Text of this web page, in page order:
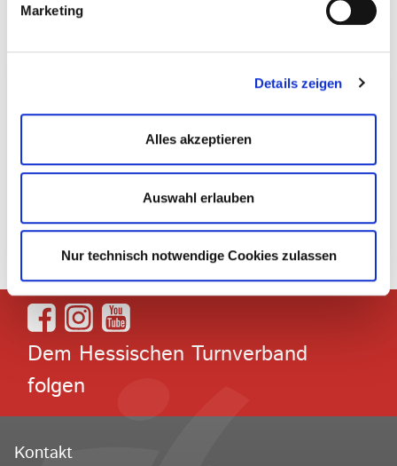
Marketing
Details zeigen
Alles akzeptieren
Auswahl erlauben
Nur technisch notwendige Cookies zulassen
Was der Kinderturn-Club konkret bietet und wie ihr und
euer Verein selbst zu Kinderturn-Club werdet, findet ihr
LEISTUNGEN
MITGLIEDSCHAFT
Dem Hessischen Turnverband
folgen
Kontakt